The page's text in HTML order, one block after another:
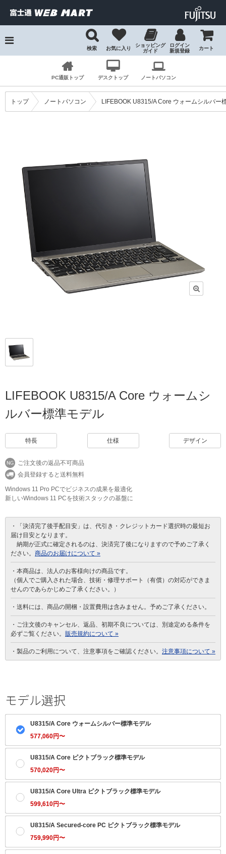
検索 お気に入り
ショッピング
ガイド
ログイン
新規登録
カート
PC通販トップ
デスクトップ ノートパソコン
トップ ノートパソコン LIFEBOOK U8315/A Core ウォームシルバー
LIFEBOOK U8315/A Core ウォームシ
ルバー標準モデル
特長 仕様 デザイン
ご注文後の返品不可商品
会員登録すると送料無料
Windows 11 Pro PCでビジネスの成果を最適化
新しいWindows 11 PCを技術スタックの基盤に
・「決済完了後手配目安」は、代引き・クレジットカード選択時の最短お
届け目安となります。
納期が正式に確定されるのは、決済完了後になりますので予めご了承く
ださい。 商品のお届けについて »
・本商品は、法人のお客様向けの商品です。
（個人でご購入された場合、技術・修理サポート（有償）の対応ができま
せんのであらかじめご了承ください。）
・送料には、商品の開梱・設置費用は含みません。予めご了承ください。
・ご注文後のキャンセル、返品、初期不良については、別途定める条件を
必ずご覧ください。 販売規約について »
・製品のご利用について、注意事項をご確認ください。 注意事項について »
モデル選択
U8315/A Core ウォームシルバー標準モデル
577,060円〜
U8315/A Core ピクトブラック標準モデル
570,020円〜
U8315/A Core Ultra ピクトブラック標準モデル
599,610円〜
U8315/A Secured-core PC ピクトブラック標準モデル
759,990円〜